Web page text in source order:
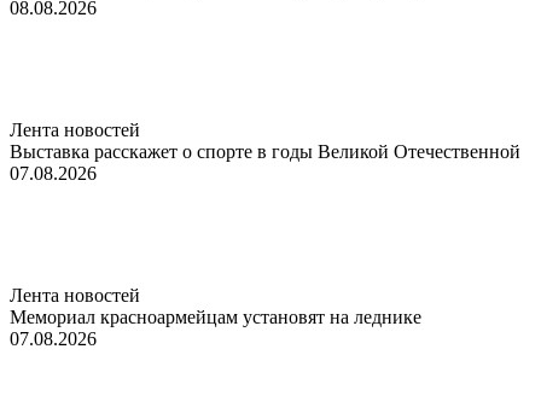
08.08.2026
Лента новостей
Выставка расскажет о спорте в годы Великой Отечественной
07.08.2026
Лента новостей
Мемориал красноармейцам установят на леднике
07.08.2026